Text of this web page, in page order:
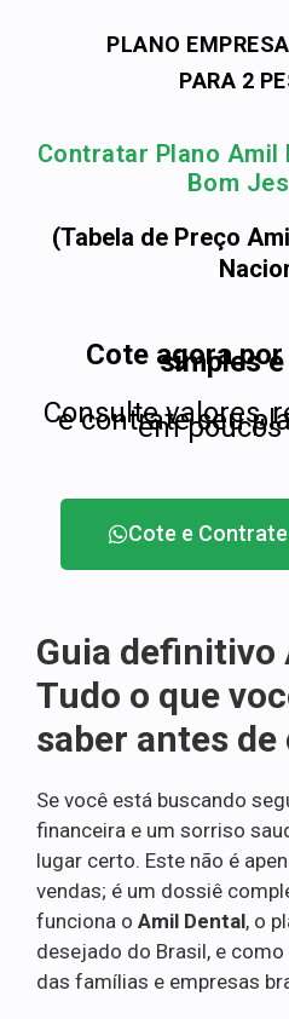
PLANO
PARA 2
Contratar Plano Amil
Bom
(Tabela de Preço
Cote agora
simples
Consulte valores,
e contrate seu
em
Cote e
Guia definitivo
Tudo o que
saber antes
Se você está buscando
financeira e um sorriso
lugar certo. Este não é
vendas; é um dossiê
funciona o Amil Dental, o
desejado do Brasil, e
das famílias e empresas